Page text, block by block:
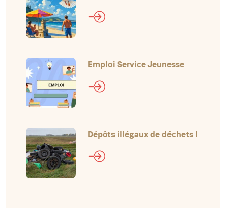
Emploi Service Jeunesse
Dépôts illégaux de déchets !